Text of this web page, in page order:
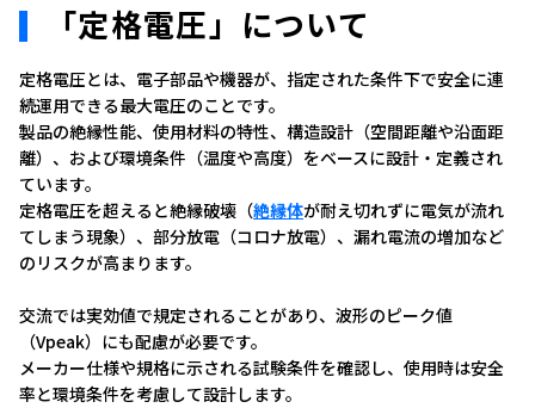
「定格電圧」について
定格電圧とは、電子部品や機器が、指定された条件下で安全に連
続運用できる最大電圧のことです。
製品の絶縁性能、使用材料の特性、構造設計（空間距離や沿面距
離）、および環境条件（温度や高度）をベースに設計・定義され
ています。
定格電圧を超えると絶縁破壊（絶縁体が耐え切れずに電気が流れ
てしまう現象）、部分放電（コロナ放電）、漏れ電流の増加など
のリスクが高まります。
交流では実効値で規定されることがあり、波形のピーク値
（Vpeak）にも配慮が必要です。
メーカー仕様や規格に示される試験条件を確認し、使用時は安全
率と環境条件を考慮して設計します。